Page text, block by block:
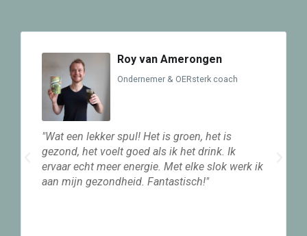
Roy van Amerongen
Ondernemer & OERsterk coach
"Wat een lekker spul! Het is groen, het is
gezond, het voelt goed als ik het drink. Ik
ervaar echt meer energie. Met elke slok werk ik
aan mijn gezondheid. Fantastisch!"